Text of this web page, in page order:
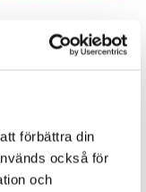
förbättra din
också för
och
kommun
kommun
utomlands